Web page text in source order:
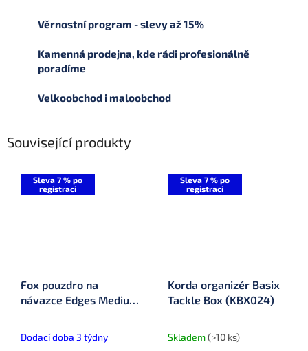
Věrnostní program - slevy až 15%
Kamenná prodejna, kde rádi profesionálně
poradíme
Velkoobchod i maloobchod
Související produkty
Sleva 7 % po
registraci
Fox pouzdro na
návazce Edges Medium
Dodací doba 3 týdny
Sleva 7 % po
registraci
Korda organizér Basix
Tackle Box (KBX024)
Skladem(>10 ks)